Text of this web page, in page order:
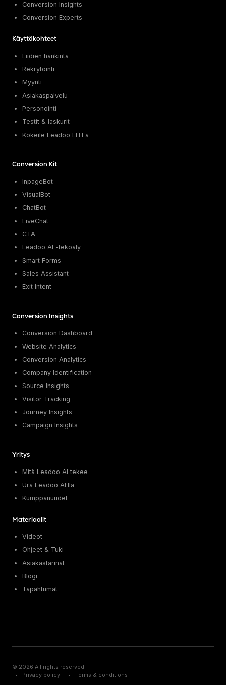
Conversion Insights
Conversion Experts
Käyttökohteet
Liidien hankinta
Rekrytointi
Myynti
Asiakaspalvelu
Personointi
Testit & laskurit
Kokeile Leadoo LITEa
Conversion Kit
InpageBot
VisualBot
ChatBot
LiveChat
CTA
Leadoo AI -tekoäly
Smart Forms
Sales Assistant
Exit Intent
Conversion Insights
Conversion Dashboard
Website Analytics
Conversion Analytics
Company Identification
Source Insights
Visitor Tracking
Journey Insights
Campaign Insights
Yritys
Mitä Leadoo AI tekee
Ura Leadoo AI:lla
Kumppanuudet
Materiaalit
Videot
Ohjeet & Tuki
Asiakastarinat
Blogi
Tapahtumat
© 2026 All rights reserved.
Privacy policy
Terms & conditions